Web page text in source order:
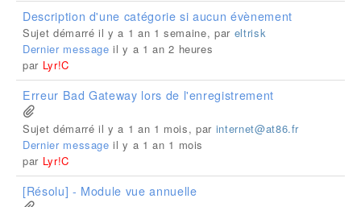
Description d'une catégorie si aucun évènement
Sujet démarré il y a 1 an 1 semaine, par eltrisk
Dernier message il y a 1 an 2 heures
par Lyr!C
Erreur Bad Gateway lors de l'enregistrement
Sujet démarré il y a 1 an 1 mois, par internet@at86.fr
Dernier message il y a 1 an 1 mois
par Lyr!C
[Résolu] - Module vue annuelle